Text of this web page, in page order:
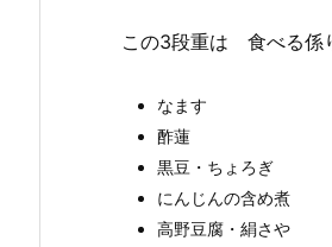
この3段重は 食べる係
なます
酢蓮
黒豆・ちょろぎ
にんじんの含め煮
高野豆腐・絹さや